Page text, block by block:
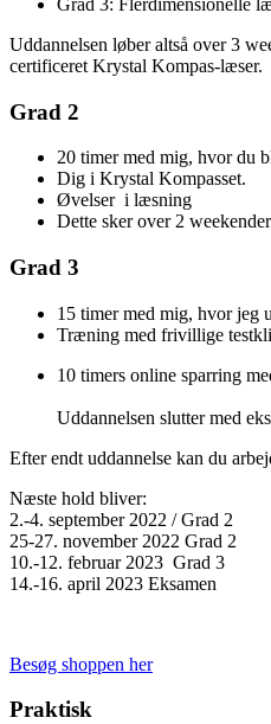
Uddannelsen løber altså over 3
certificeret Krystal Kompas-læser.
Grad 2
20 timer med mig, hvor du
Dig i Krystal Kompasset.
Øvelser i læsning
Dette sker over 2 weekender
Grad 3
15 timer med mig, hvor jeg
Træning med frivillige
10 timers online sparring
Uddannelsen slutter med
Efter endt uddannelse kan du
Næste hold bliver:
2.-4. september 2022 / Grad 2
25-27. november 2022 Grad 2
10.-12. februar 2023 Grad 3
14.-16. april 2023 Eksamen
Besøg shoppen her
Praktisk